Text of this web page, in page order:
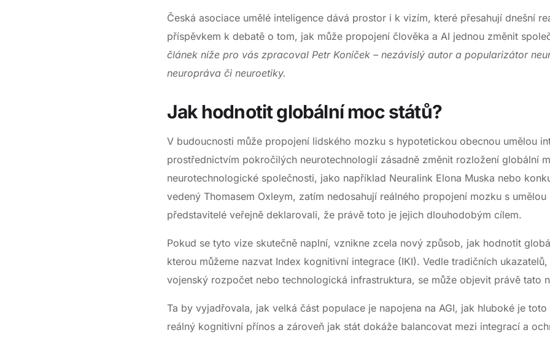
Česká asociace umělé inteligence dává prostor i k vizím, které přesahují dnešní
příspěvkem k debatě o tom, jak může propojení člověka a AI jednou změnit
článek níže pro vás zpracoval Petr Koníček – nezávislý autor a popularizátor
neuropráva či neuroetiky.
Jak hodnotit globální moc států?
V budoucnosti může propojení lidského mozku s hypotetickou obecnou umělou
prostřednictvím pokročilých neurotechnologií zásadně změnit rozložení globální
neurotechnologické společnosti, jako například Neuralink Elona Muska nebo
vedený Thomasem Oxleym, zatím nedosahují reálného propojení mozku s
představitelé veřejně deklarovali, že právě toto je jejich dlouhodobým cílem.
Pokud se tyto vize skutečně naplní, vznikne zcela nový způsob, jak hodnotit
kterou můžeme nazvat Index kognitivní integrace (IKI). Vedle tradičních
vojenský rozpočet nebo technologická infrastruktura, se může objevit právě tato
Ta by vyjadřovala, jak velká část populace je napojena na AGI, jak hluboké je
reálný kognitivní přínos a zároveň jak stát dokáže balancovat mezi integrací a